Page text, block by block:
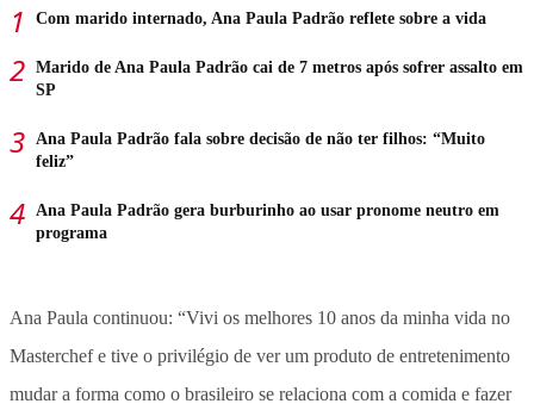
Com marido internado, Ana Paula Padrão reflete sobre a vida
Marido de Ana Paula Padrão cai de 7 metros após sofrer assalto em
SP
Ana Paula Padrão fala sobre decisão de não ter filhos: “Muito
feliz”
Ana Paula Padrão gera burburinho ao usar pronome neutro em
programa
Ana Paula continuou: “Vivi os melhores 10 anos da minha vida no
Masterchef e tive o privilégio de ver um produto de entretenimento
mudar a forma como o brasileiro se relaciona com a comida e fazer